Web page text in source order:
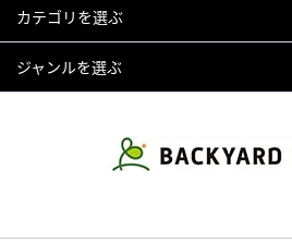
カテゴリを選ぶ
ジャンルを選ぶ